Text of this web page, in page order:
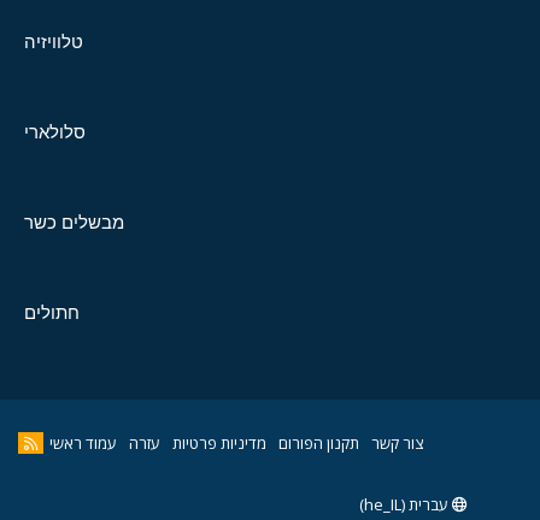
טלוויזיה
סלולארי
מבשלים כשר
חתולים
צור קשר תקנון הפורום מדיניות פרטיות עזרה עמוד ראשי
עברית (he_IL)